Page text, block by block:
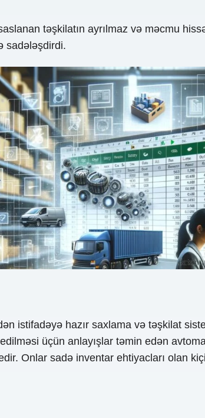
təşkilatın ayrılmaz və məcmu
sadələşdirdi.
istifadəyə hazır saxlama və təşkilat
üçün anlayışlar təmin edən
Onlar sadə inventar ehtiyacları olan